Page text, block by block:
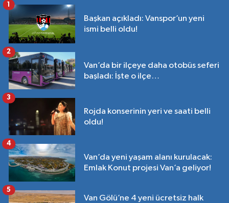
Başkan açıkladı: Vanspor’un yeni
ismi belli oldu!
1
Van’da bir ilçeye daha otobüs seferi
başladı: İşte o ilçe…
2
Rojda konserinin yeri ve saati belli
oldu!
3
Van’da yeni yaşam alanı kurulacak:
Emlak Konut projesi Van’a geliyor!
4
Van Gölü’ne 4 yeni ücretsiz halk
5